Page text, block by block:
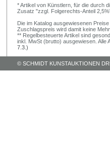
* Artikel von Künstlern, für die durch
Zusatz "zzgl. Folgerechts-Anteil
Die im Katalog ausgewiesenen
Zuschlagspreis wird damit keine
** Regelbesteuerte Artikel sind
inkl. MwSt (brutto) ausgewiesen. Alle
7.3.)
© SCHMIDT KUNSTAUKTIONEN